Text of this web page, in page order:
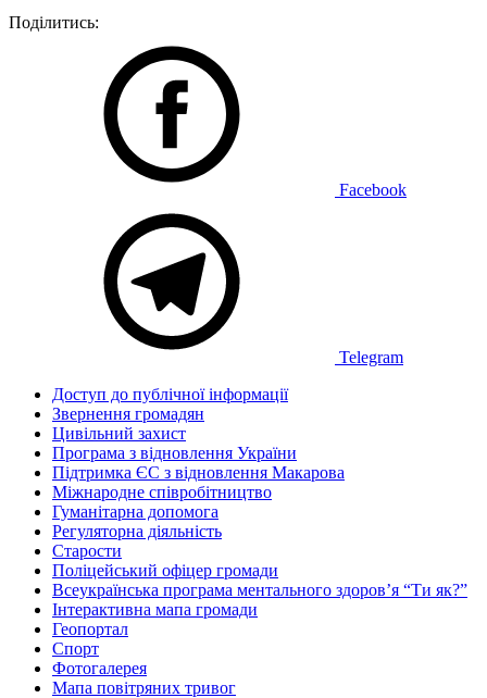
Поділитись:
Facebook
Telegram
Доступ до публічної інформації
Звернення громадян
Цивільний захист
Програма з відновлення України
Підтримка ЄС з відновлення Макарова
Міжнародне співробітництво
Гуманітарна допомога
Регуляторна діяльність
Старости
Поліцейський офіцер громади
Всеукраїнська програма ментального здоров’я “Ти як?”
Інтерактивна мапа громади
Геопортал
Спорт
Фотогалерея
Мапа повітряних тривог